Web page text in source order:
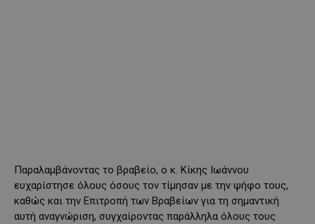
Παραλαμβάνοντας το βραβείο, ο κ. Κίκης Ιωάννου
ευχαρίστησε όλους όσους τον τίμησαν με την ψήφο τους,
καθώς και την Επιτροπή των Βραβείων για τη σημαντική
αυτή αναγνώριση, συγχαίροντας παράλληλα όλους τους